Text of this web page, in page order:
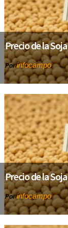
Precio de la
Porinfocampo
Precio de la
Porinfocampo